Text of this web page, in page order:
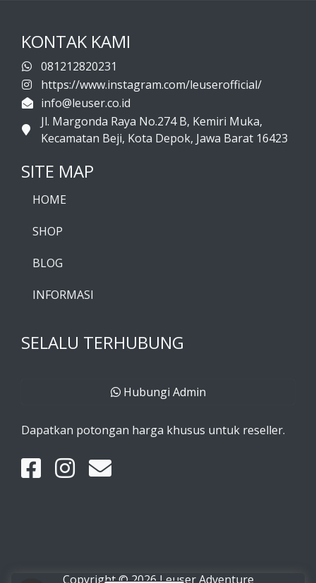
KONTAK KAMI
081212820231
https://www.instagram.com/leuserofficial/
info@leuser.co.id
Jl. Margonda Raya No.274 B, Kemiri Muka,
Kecamatan Beji, Kota Depok, Jawa Barat 16423
SITE MAP
HOME
SHOP
BLOG
INFORMASI
SELALU TERHUBUNG
Hubungi Admin
Dapatkan potongan harga khusus untuk reseller.
Copyright © 2026 Leuser Adventure